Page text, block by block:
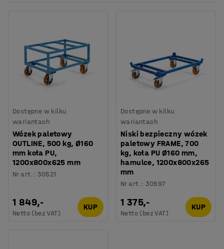
Dostępne w kilku
wariantach
Wózek paletowy
OUTLINE, 500 kg, Ø160
mm koła PU,
1200x800x625 mm
Nr art. : 30521
1 849,-
Netto (bez VAT)
KUP
Dostępne w kilku
wariantach
Niski bezpieczny wózek
paletowy FRAME, 700
kg, koła PU Ø160 mm,
hamulce, 1200x800x265
mm
Nr art. : 30597
1 375,-
Netto (bez VAT)
KUP